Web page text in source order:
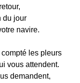
du jour
navire.
les pleurs
vous attendent.
demandent,